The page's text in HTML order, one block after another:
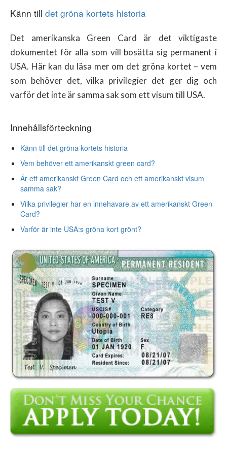
Känn till det gröna kortets historia
Det amerikanska Green Card är det viktigaste
dokumentet för alla som vill bosätta sig permanent i
USA. Här kan du läsa mer om det gröna kortet – vem
som behöver det, vilka privilegier det ger dig och
varför det inte är samma sak som ett visum till USA.
Innehållsförteckning
Känn till det gröna kortets historia
Vem behöver ett amerikanskt green card?
Är ett amerikanskt Green Card och ett amerikanskt visum
samma sak?
Vilka privilegier har en innehavare av ett amerikanskt Green
Card?
Varför är inte USA:s gröna kort grönt?